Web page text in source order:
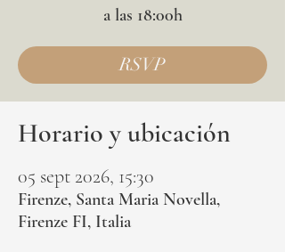
a las 18:00h
RSVP
Horario y ubicación
05 sept 2026, 15:30
Firenze, Santa Maria Novella,
Firenze FI, Italia